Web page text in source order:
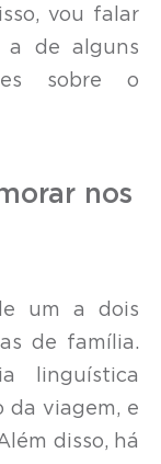
vou falar
a de alguns
sobre o
nos
um a dois
de família.
linguística
da viagem, e
disso, há